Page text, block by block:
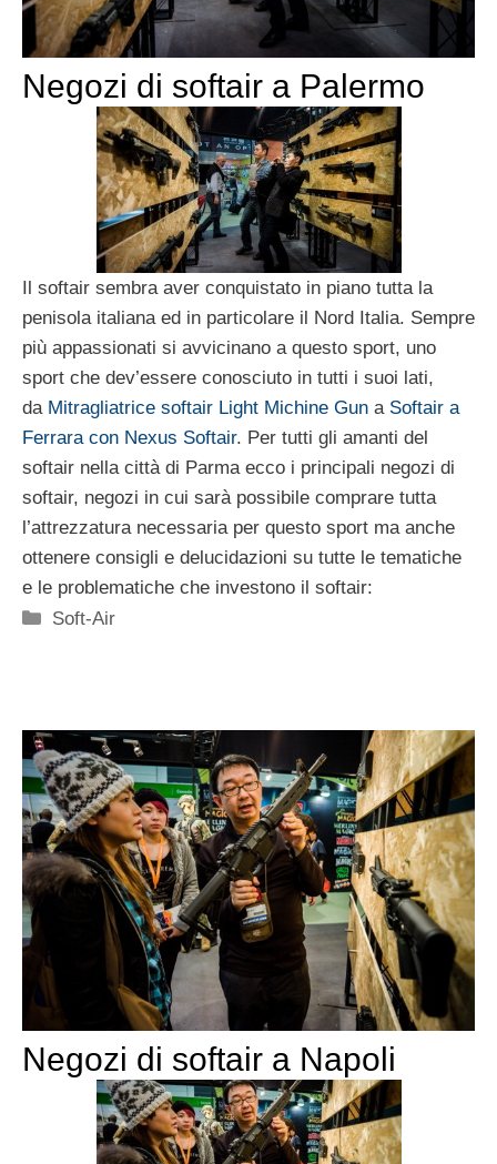
Negozi di softair a Palermo
Il softair sembra aver conquistato in piano tutta la
penisola italiana ed in particolare il Nord Italia. Sempre
più appassionati si avvicinano a questo sport, uno
sport che dev’essere conosciuto in tutti i suoi lati,
da Mitragliatrice softair Light Michine Gun a Softair a
Ferrara con Nexus Softair. Per tutti gli amanti del
softair nella città di Parma ecco i principali negozi di
softair, negozi in cui sarà possibile comprare tutta
l’attrezzatura necessaria per questo sport ma anche
ottenere consigli e delucidazioni su tutte le tematiche
e le problematiche che investono il softair:
Categorie
Soft-Air
Negozi di softair a Napoli